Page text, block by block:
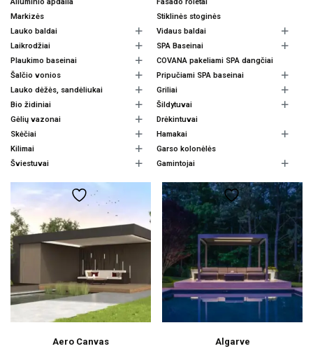
Markizės
Stiklinės stoginės
Lauko baldai
Vidaus baldai
Laikrodžiai
SPA Baseinai
Plaukimo baseinai
COVANA pakeliami SPA dangčiai
Šalčio vonios
Pripučiami SPA baseinai
Lauko dėžės, sandėliukai
Griliai
Bio židiniai
Šildytuvai
Gėlių vazonai
Drėkintuvai
Skėčiai
Hamakai
Kilimai
Garso kolonėlės
Šviestuvai
Gamintojai
Aero Canvas Algarve